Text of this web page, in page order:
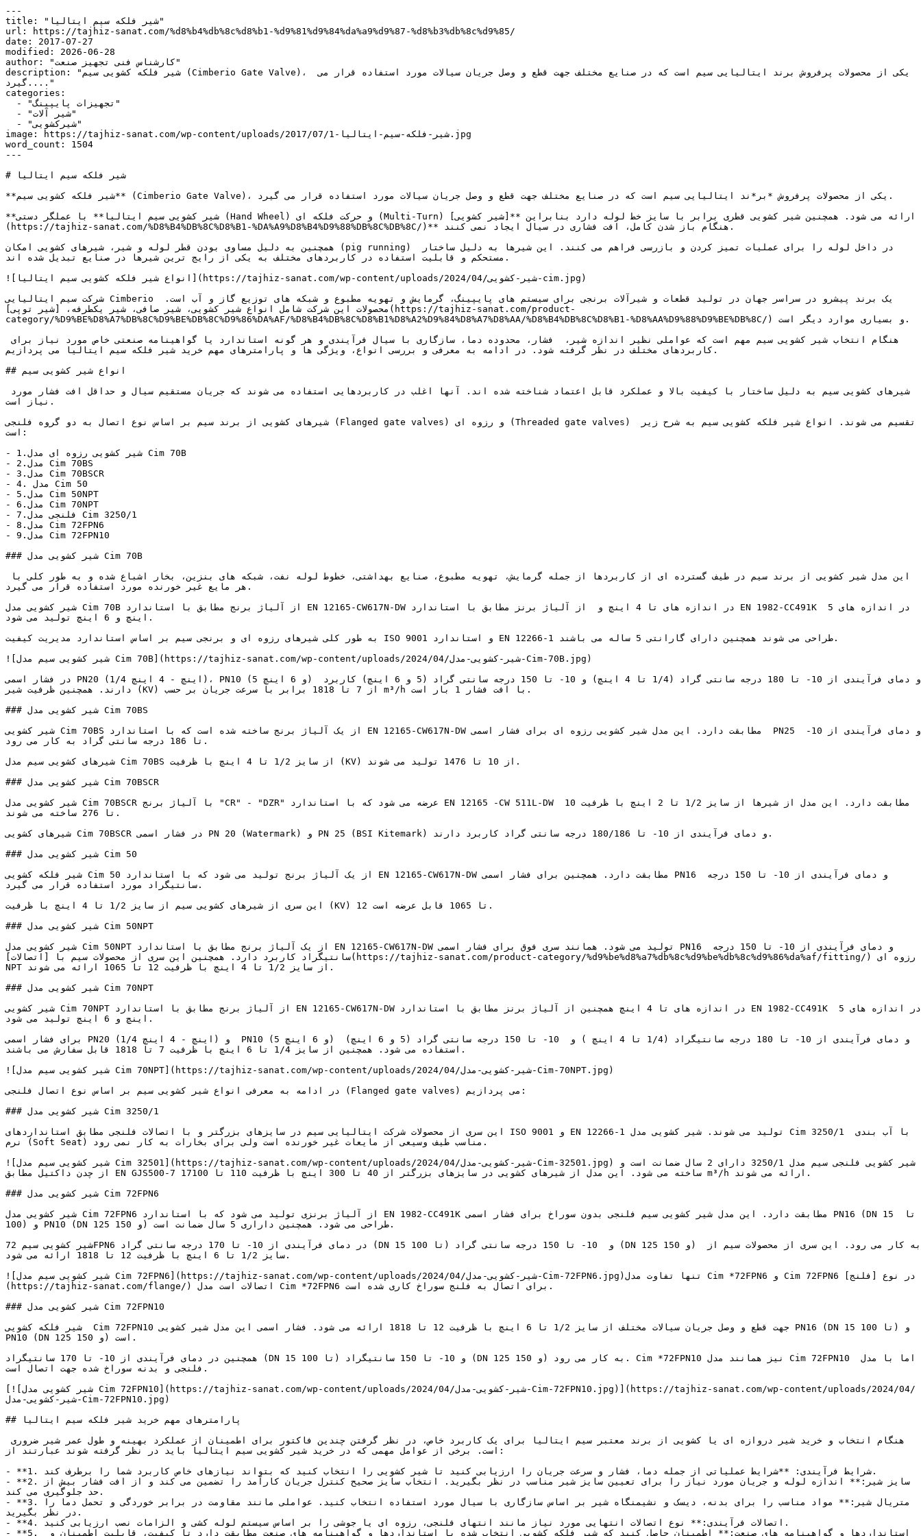
---
title: "شیر فلکه سیم ایتالیا"
url: https://tajhiz-sanat.com/%d8%b4%db%8c%d8%b1-%d9%81%d9%84%da%a9%d9%87-%d8%b3%db%8c%d9%85/
date: 2017-07-27
modified: 2026-06-28
author: "کارشناس فنی تجهیز صنعت"
description: "شیر فلکه کشویی سیم (Cimberio Gate Valve)، یکی از محصولات پرفروش برند ایتالیایی سیم است که در صنایع مختلف جهت قطع و وصل جریان سیالات مورد استفاده قرار می
گیرد...."
categories:
image: https://tajhiz-sanat.com/wp-content/uploads/2017/07/شیر-فلکه-سیم-ایتالیا-1.jpg
word_count: 1504
---
# شیر فلکه سیم ایتالیا
**شیر فلکه کشویی سیم** (Cimberio Gate Valve)، یکی از محصولات پرفروش *بر*ند ایتالیایی سیم است که در صنایع مختلف جهت قطع و وصل جریان سیالات مورد استفاده قرار می گیرد.
**شیر کشویی سیم ایتالیا** با عملگر دستی (Hand Wheel) و حرکت فلکه ای (Multi-Turn) ارائه می شود. همچنین شیر کشویی قطری برابر با سایز خط لوله دارد بنابراین **[شیر کشویی]
(https://tajhiz-sanat.com/%D8%B4%DB%8C%D8%B1-%DA%A9%D8%B4%D9%88%DB%8C%DB%8C/)** هنگام باز شدن کامل، افت فشاری در سیال ایجاد نمی کنند.
همچنین به دلیل مساوی بودن قطر لوله و شیر، شیرهای کشویی امکان (pig running) در داخل لوله را برای عملیات تمیز کردن و بازرسی فراهم می کنند. این شیرها به دلیل ساختار
مستحکم و قابلیت استفاده در کاربردهای مختلف به یکی از رایج ترین شیرها در صنایع تبدیل شده اند.
![انواع شیر فلکه کشویی سیم ایتالیا](https://tajhiz-sanat.com/wp-content/uploads/2024/04/شیر-کشویی-cim.jpg)
شرکت سیم ایتالیایی Cimberio یک برند پیشرو در سراسر جهان در تولید قطعات و شیرآلات برنجی برای سیستم های پایپینگ، گرمایش و تهویه مطبوع و شبکه های توزیع گاز و آب است.
محصولات این شرکت شامل انواع شیر کشویی، شیر صافی، شیر یکطرفه، [شیر توپی](https://tajhiz-sanat.com/product-
category/%D9%BE%D8%A7%DB%8C%D9%BE%DB%8C%D9%86%DA%AF/%D8%B4%DB%8C%D8%B1%D8%A2%D9%84%D8%A7%D8%AA/%D8%B4%DB%8C%D8%B1-%D8%AA%D9%88%D9%BE%DB%8C/) و بسیاری موارد دیگر است.
کاربردهای مختلف در نظر گرفته شود. در ادامه به معرفی و بررسی انواع، ویژگی ها و پارامترهای مهم خرید شیر فلکه سیم ایتالیا می پردازیم.
## انواع شیر کشویی سیم
نیاز است.
شیرهای کشویی از برند سیم بر اساس نوع اتصال به دو گروه فلنجی (Flanged gate valves) و رزوه ای (Threaded gate valves) تقسیم می شوند. انواع شیر فلکه کشویی سیم به شرح زیر
است:
- 1.شیر کشویی رزوه ای مدل Cim 70B
- 2.مدل Cim 70BS
- 3.مدل Cim 70BSCR
- 4. مدل Cim 50
- 5.مدل Cim 50NPT
- 6.مدل Cim 70NPT
- 7.فلنجی مدل Cim 3250/1
- 8.مدل Cim 72FPN6
- 9.مدل Cim 72FPN10
### شیر کشویی مدل Cim 70B
هر مایع غیر خورنده مورد استفاده قرار می گیرد.
شیر کشویی مدل Cim 70B از آلیاژ برنج مطابق با استاندارد EN 12165-CW617N-DW در اندازه های تا 4 اینچ و  از آلیاژ برنز مطابق با استاندارد EN 1982-CC491K در اندازه های 5
اینچ و 6 اینچ تولید می شود.
به طور کلی شیرهای رزوه ای و برنجی سیم بر اساس استاندارد مدیریت کیفیت ISO 9001 و استاندارد EN 12266-1 طراحی می شوند همچنین دارای گارانتی 5 ساله می باشند.
![شیر کشویی سیم مدل Cim 70B](https://tajhiz-sanat.com/wp-content/uploads/2024/04/شیر-کشویی-مدل-Cim-70B.jpg)
در فشار اسمی PN20 (1/4 اینچ - 4 اینچ)، PN10 (5 و 6 اینچ) و دمای فرآیندی از 10- تا 180 درجه سانتی گراد (1/4 تا 4 اینچ) و 10- تا 150 درجه سانتی گراد (5 و 6 اینچ) کاربرد
دارند. همچنین ظرفیت شیر (KV) از 7 تا 1818 برابر با سرعت جریان بر حسب m³/h با افت فشار 1 بار است.
### شیر کشویی مدل Cim 70BS
شیر کشویی Cim 70BS از یک آلیاژ برنج ساخته شده است که با استاندارد EN 12165-CW617N-DW مطابقت دارد. این مدل شیر کشویی رزوه ای برای فشار اسمی  PN25 و دمای فرآیندی از 10-
تا 186 درجه سانتی گراد به کار می رود.
شیرهای کشویی سیم مدل Cim 70BS از سایز 1/2 تا 4 اینچ با ظرفیت (KV) از 10 تا 1476 تولید می شوند.
### شیر کشویی مدل Cim 70BSCR
شیر کشویی مدل Cim 70BSCR با آلیاژ برنج "CR" - "DZR" عرضه می شود که با استاندارد EN 12165 -CW 511L-DW مطابقت دارد. این مدل از شیرها از سایز 1/2 تا 2 اینچ با ظرفیت 10
تا 276 ساخته می شوند.
شیرهای کشویی Cim 70BSCR در فشار اسمی PN 20 (Watermark) و PN 25 (BSI Kitemark) و دمای فرآیندی از 10- تا 180/186 درجه سانتی گراد کاربرد دارند.
### شیر کشویی مدل Cim 50
شیر فلکه کشویی Cim 50 از یک آلیاژ برنج تولید می شود که با استاندارد EN 12165-CW617N-DW مطابقت دارد. همچنین برای فشار اسمی PN16 و دمای فرآیندی از 10- تا 150 درجه
سانتیگراد مورد استفاده قرار می گیرد.
این سری از شیرهای کشویی سیم از سایز 1/2 تا 4 اینچ با ظرفیت (KV) 12 تا 1065 قابل عرضه است.
### شیر کشویی مدل Cim 50NPT
شیر کشویی مدل Cim 50NPT از یک آلیاژ برنج مطابق با استاندارد EN 12165-CW617N-DW تولید می شود. همانند سری فوق برای فشار اسمی PN16 و دمای فرآیندی از 10- تا 150 درجه
سانتیگراد کاربرد دارد. همچنین این سری از محصولات سیم با [اتصالات](https://tajhiz-sanat.com/product-category/%d9%be%d8%a7%db%8c%d9%be%db%8c%d9%86%da%af/fitting/) رزوه ای
NPT از سایز 1/2 تا 4 اینچ با ظرفیت 12 تا 1065 ارائه می شوند.
### شیر کشویی مدل Cim 70NPT
شیر کشویی Cim 70NPT از آلیاژ برنج مطابق با استاندارد EN 12165-CW617N-DW در اندازه های تا 4 اینچ همچنین از آلیاژ برنز مطابق با استاندارد EN 1982-CC491K در اندازه های 5
اینچ و 6 اینچ تولید می شود.
برای فشار اسمی PN20 (1/4 اینچ - 4 اینچ) و  PN10 (5 و 6 اینچ) و دمای فرآیندی از 10- تا 180 درجه سانتیگراد (1/4 تا 4 اینچ ) و  10- تا 150 درجه سانتی گراد (5 و 6 اینچ)
استفاده می شود. همچنین از سایز 1/4 تا 6 اینچ با ظرفیت 7 تا 1818 قابل سفارش می باشند.
![شیر کشویی سیم مدل Cim 70NPT](https://tajhiz-sanat.com/wp-content/uploads/2024/04/شیر-کشویی-مدل-Cim-70NPT.jpg)
در ادامه به معرفی انواع شیر کشویی سیم بر اساس نوع اتصال فلنجی (Flanged gate valves) می پردازیم:
### شیر کشویی مدل Cim 3250/1
این سری از محصولات شرکت ایتالیایی سیم در سایزهای بزرگتر و با اتصالات فلنجی مطابق استانداردهای ISO 9001 و EN 12266-1 تولید می شوند. شیر کشویی مدل Cim 3250/1 با آب بندی
نرم (Soft Seat) مناسب طیف وسیعی از مایعات غیر خورنده است ولی برای بخارات به کار نمی رود.
![شیر کشویی سیم مدل Cim 32501](https://tajhiz-sanat.com/wp-content/uploads/2024/04/شیر-کشویی-مدل-Cim-32501.jpg)شیر کشویی فلنجی سیم مدل 3250/1 دارای 2 سال ضمانت است و
از چدن داکتیل مطابق EN GJS500-7 ساخته می شود. این مدل از شیرهای کشویی در سایزهای بزرگتر از 40 تا 300 اینچ با ظرفیت 110 تا 17100 m³/h ارائه می شوند.
### شیر کشویی مدل Cim 72FPN6
شیر کشویی مدل Cim 72FPN6 از آلیاژ برنزی تولید می شود که با استاندارد EN 1982-CC491K مطابقت دارد. این مدل شیر کشویی سیم فلنجی بدون سوراخ برای فشار اسمی PN16 (DN 15 تا
100) و PN10 (DN 125 و 150) طراحی می شود. همچنین داراری 5 سال ضمانت است.
شیر کشویی سیم 72FPN6 در دمای فرآیندی از 10- تا 170 درجه سانتی گراد (DN 15 تا 100) و  10- تا 150 درجه سانتی گراد (DN 125 و 150) به کار می رود. این سری از محصولات سیم از
سایز 1/2 تا 6 اینچ با ظرفیت 12 تا 1818 ارائه می شود.
![شیر کشویی سیم مدل Cim 72FPN6](https://tajhiz-sanat.com/wp-content/uploads/2024/04/شیر-کشویی-مدل-Cim-72FPN6.jpg)تنها تفاوت مدل Cim *72FPN6 و Cim 72FPN6 در نوع [فلنج]
(https://tajhiz-sanat.com/flange/) اتصالات است مدل Cim *72FPN6 برای اتصال به فلنج سوراخ کاری شده است.
### شیر کشویی مدل Cim 72FPN10
شیر فلکه کشویی  Cim 72FPN10 جهت قطع و وصل جریان سیالات مختلف از سایز 1/2 تا 6 اینچ با ظرفیت 12 تا 1818 ارائه می شود. فشار اسمی این مدل شیر کشویی PN16 (DN 15 تا 100) و
PN10 (DN 125 و 150) است.
همچنین در دمای فرآیندی از 10- تا 170 سانتیگراد (DN 15 تا 100) و 10- تا 150 سانتیگراد (DN 125 و 150) به کار می رود. Cim *72FPN10 نیز همانند مدل Cim 72FPN10 اما با مدل
فلنجی و بدنه سوراخ شده جهت اتصال است.
[![شیر کشویی مدل Cim 72FPN10](https://tajhiz-sanat.com/wp-content/uploads/2024/04/شیر-کشویی-مدل-Cim-72FPN10.jpg)](https://tajhiz-sanat.com/wp-content/uploads/2024/04/
شیر-کشویی-مدل-Cim-72FPN10.jpg)
## پارامترهای مهم خرید شیر فلکه سیم ایتالیا
است. برخی از عوامل مهمی که در خرید شیر کشویی سیم ایتالیا باید در نظر گرفته شوند عبارتند از:
- **1. شرایط فرآیندی: **شرایط عملیاتی از جمله دما، فشار و سرعت جریان را ارزیابی کنید تا شیر کشویی را انتخاب کنید که بتواند نیازهای خاص کاربرد شما را برطرف کند.
- **2.سایز شیر:** اندازه لوله و جریان مورد نیاز را برای تعیین سایز شیر مناسب در نظر بگیرید. انتخاب سایز صحیح کنترل جریان کارآمد را تضمین می کند و از افت فشار بیش از
حد جلوگیری می کند.
- **3.متریال شیر:** مواد مناسب را برای بدنه، دیسک و نشیمنگاه شیر بر اساس سازگاری با سیال مورد استفاده انتخاب کنید. عواملی مانند مقاومت در برابر خوردگی و تحمل دما را
در نظر بگیرید.
- **4. اتصالات فرآیندی:** نوع اتصالات انتهایی مورد نیاز مانند انتهای فلنجی، رزوه ای یا جوشی را بر اساس سیستم لوله کشی و الزامات نصب ارزیابی کنید.
- **5. استانداردها و گواهینامه های صنعت:** اطمینان حاصل کنید که شیر فلکه کشویی انتخاب شده با استانداردها و گواهینامه های صنعت مطابقت دارد تا کیفیت، قابلیت اطمینان و